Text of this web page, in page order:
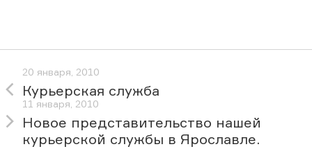
20 января, 2010
Курьерская служба
11 января, 2010
Новое представительство нашей
курьерской службы в Ярославле.